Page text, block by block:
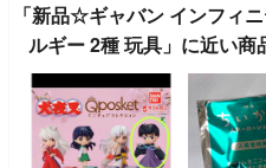
「新品☆ギャバン インフィ
ルギー 2種 玩具」に近い商